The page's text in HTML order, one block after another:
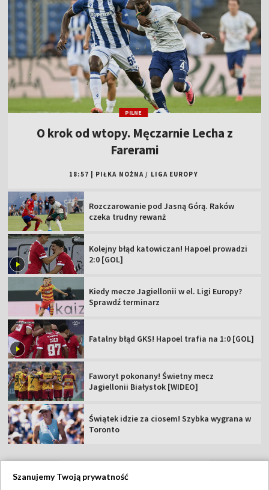
PILNE
O krok od wtopy. Męczarnie Lecha z
Farerami
18:57 PIŁKA NOŻNA / LIGA EUROPY
Rozczarowanie pod Jasną Górą. Raków
czeka trudny rewanż
Kolejny błąd katowiczan! Hapoel prowadzi
2:0 [GOL]
Kiedy mecze Jagiellonii w el. Ligi Europy?
Sprawdź terminarz
Fatalny błąd GKS! Hapoel trafia na 1:0 [GOL]
Faworyt pokonany! Świetny mecz
Jagiellonii Białystok [WIDEO]
Świątek idzie za ciosem! Szybka wygrana w
Toronto
Szanujemy Twoją prywatność